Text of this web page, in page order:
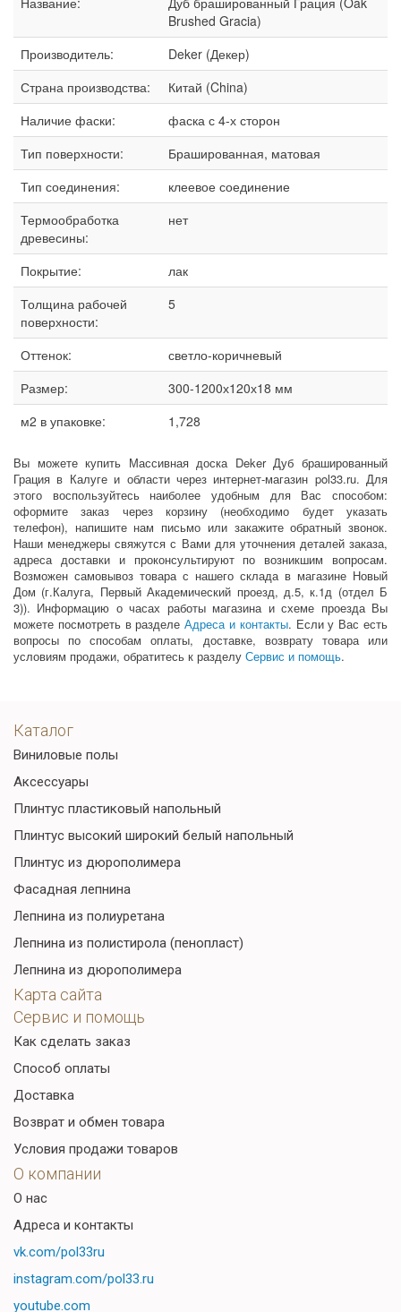
Brushed Gracia)
Производитель:
Deker (Декер)
Страна производства:
Китай (China)
Наличие фаски:
фаска с 4-х сторон
Тип поверхности:
Брашированная, матовая
Тип соединения:
клеевое соединение
Термообработка
древесины:
нет
Покрытие:
лак
Толщина рабочей
поверхности:
5
Оттенок:
светло-коричневый
Размер:
300-1200х120х18 мм
м2 в упаковке:
1,728
Вы можете купить Массивная доска Deker Дуб брашированный
Грация в Калуге и области через интернет-магазин pol33.ru. Для
этого воспользуйтесь наиболее удобным для Вас способом:
оформите заказ через корзину (необходимо будет указать
телефон), напишите нам письмо или закажите обратный звонок.
Наши менеджеры свяжутся с Вами для уточнения деталей заказа,
адреса доставки и проконсультируют по возникшим вопросам.
Возможен самовывоз товара с нашего склада в магазине Новый
Дом (г.Калуга, Первый Академический проезд, д.5, к.1д (отдел Б
3)). Информацию о часах работы магазина и схеме проезда Вы
можете посмотреть в разделеАдреса и контакты. Если у Вас есть
вопросы по способам оплаты, доставке, возврату товара или
условиям продажи, обратитесь к разделу Сервис и помощь.
Каталог
Виниловые полы
Аксессуары
Плинтус пластиковый напольный
Плинтус высокий широкий белый напольный
Плинтус из дюрополимера
Фасадная лепнина
Лепнина из полиуретана
Лепнина из полистирола (пенопласт)
Лепнина из дюрополимера
Карта сайта
Сервис и помощь
Как сделать заказ
Способ оплаты
Доставка
Возврат и обмен товара
Условия продажи товаров
О компании
О нас
Адреса и контакты
vk.com/pol33ru
instagram.com/pol33.ru
youtube.com